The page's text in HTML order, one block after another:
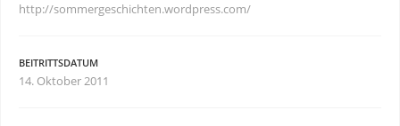
http://sommergeschichten.wordpress.com/
BEITRITTSDATUM
14. Oktober 2011